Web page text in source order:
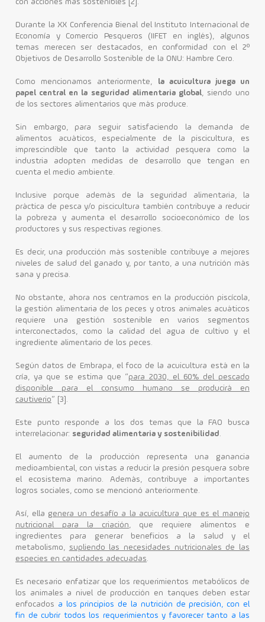
con acciones más sostenibles [2].
Durante la XX Conferencia Bienal del Instituto Internacional de
Economía y Comercio Pesqueros (IIFET en inglés), algunos
temas merecen ser destacados, en conformidad con el 2º
Objetivos de Desarrollo Sostenible de la ONU: Hambre Cero.
Como mencionamos anteriormente,
la acuicultura juega un
papel central en la seguridad alimentaria global, siendo uno
de los sectores alimentarios que más produce.
Sin embargo, para seguir satisfaciendo la demanda de
alimentos acuáticos, especialmente de la piscicultura, es
imprescindible que tanto la actividad pesquera como la
industria adopten medidas de desarrollo que tengan en
cuenta el medio ambiente.
Inclusive porque además de la seguridad alimentaria, la
práctica de pesca y/o piscicultura también contribuye a reducir
la pobreza y aumenta el desarrollo socioeconómico de los
productores y sus respectivas regiones.
Es decir, una producción más sostenible contribuye a mejores
niveles de salud del ganado y, por tanto, a una nutrición más
sana y precisa.
No obstante, ahora nos centramos en la producción piscícola,
la gestión alimentaria de los peces y otros animales acuáticos
requiere una gestión sostenible en varios segmentos
interconectados, como la calidad del agua de cultivo y el
ingrediente alimentario de los peces.
Según datos de Embrapa, el foco de la acuicultura está en la
cría, ya que se estima que “para 2030, el 60% del pescado
disponible para el consumo humano se producirá en
cautiverio” [3].
Este punto responde a los dos temas que la FAO busca
interrelacionar: seguridad alimentaria y sostenibilidad.
El aumento de la producción representa una ganancia
medioambiental, con vistas a reducir la presión pesquera sobre
el ecosistema marino. Además, contribuye a importantes
logros sociales, como se mencionó anteriormente.
Así, ella genera un desafío a la acuicultura que es el manejo
nutricional para la criación, que requiere alimentos e
ingredientes para generar beneficios a la salud y el
metabolismo, supliendo las necesidades nutricionales de las
especies en cantidades adecuadas.
Es necesario enfatizar que los requerimientos metabólicos de
los animales a nivel de producción en tanques deben estar
enfocados a los principios de la nutrición de precisión, con el
fin de cubrir todos los requerimientos y favorecer tanto a las